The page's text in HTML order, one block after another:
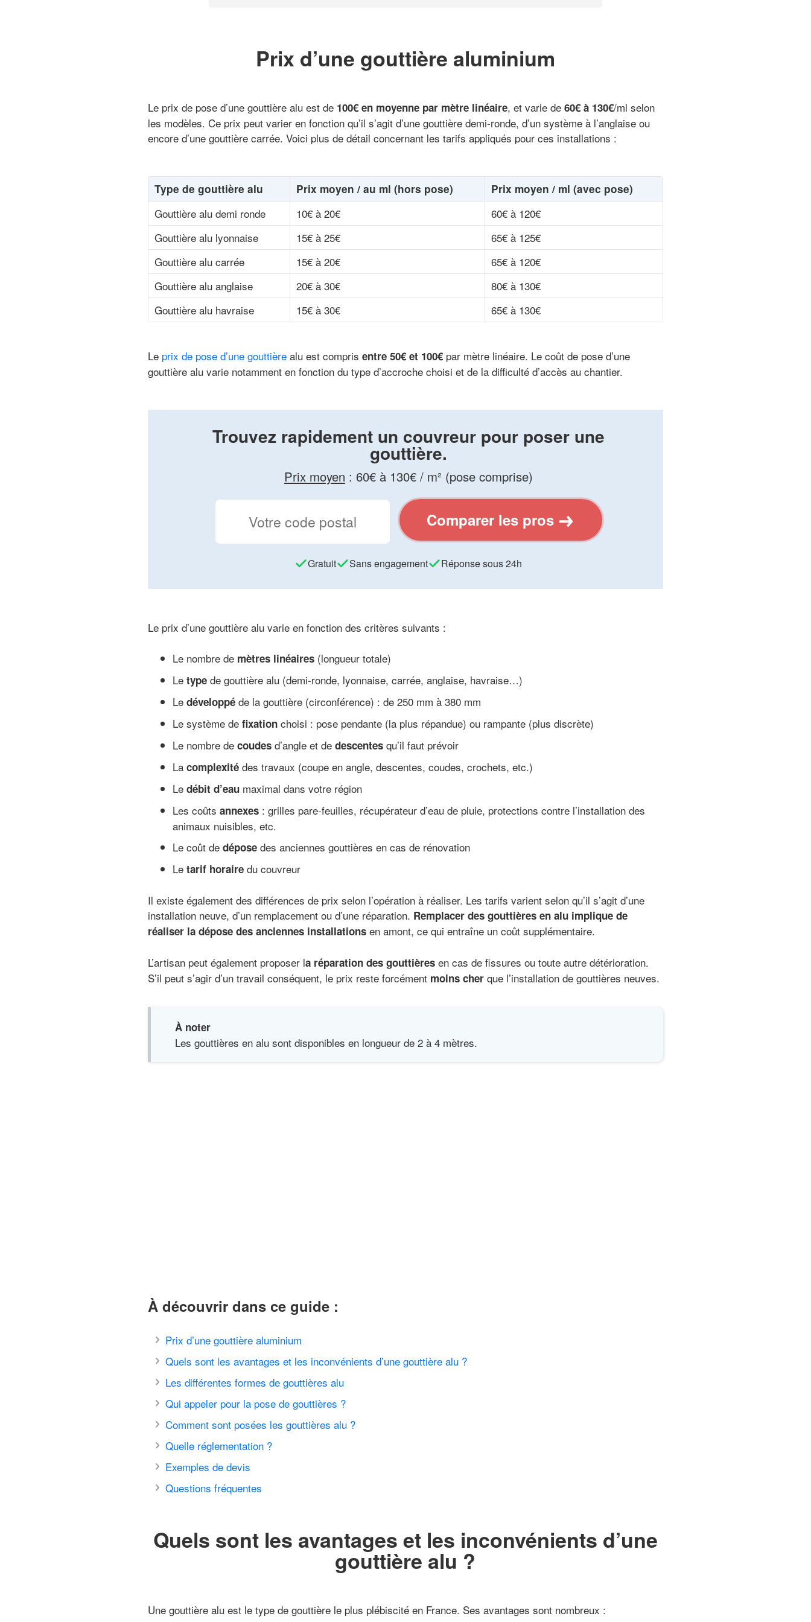
Prix d’une gouttière aluminium
Le prix de pose d’une gouttière alu est de 100€ en moyenne par mètre linéaire, et varie de 60€ à 130€/ml selon
les modèles. Ce prix peut varier en fonction qu’il s’agit d’une gouttière demi-ronde, d’un système à l’anglaise ou
encore d’une gouttière carrée. Voici plus de détail concernant les tarifs appliqués pour ces installations :
Type de gouttière alu Prix moyen / au ml (hors pose)
Prix moyen / ml (avec pose)
Gouttière alu demi ronde
10€ à 20€
60€ à 120€
Gouttière alu lyonnaise
15€ à 25€
65€ à 125€
Gouttière alu carrée
15€ à 20€
65€ à 120€
Gouttière alu anglaise
20€ à 30€
80€ à 130€
Gouttière alu havraise
15€ à 30€ 65€ à 130€
Le prix de pose d’une gouttièrealu est compris entre 50€ et 100€par mètre linéaire. Le coût de pose d’une
gouttière alu varie notamment en fonction du type d’accroche choisi et de la difficulté d’accès au chantier.
Trouvez rapidement un couvreur pour poser une
gouttière.
Prix moyen : 60€ à 130€ / m² (pose comprise)
Comparer les pros
Gratuit Sans engagement Réponse sous 24h
Le prix d’une gouttière alu varie en fonction des critères suivants :
Le nombre de mètres linéaires (longueur totale)
Letype de gouttière alu (demi-ronde, lyonnaise, carrée, anglaise, havraise…)
Ledéveloppé de la gouttière (circonférence) : de 250 mm à 380 mm
Le système defixation choisi : pose pendante (la plus répandue) ou rampante (plus discrète)
Le nombre decoudes d’angle et dedescentes qu’il faut prévoir
Lacomplexité des travaux (coupe en angle, descentes, coudes, crochets, etc.)
Ledébit d’eau maximal dans votre région
Les coûtsannexes : grilles pare-feuilles, récupérateur d’eau de pluie, protections contre l’installation des
animaux nuisibles, etc.
Le coût dedépose des anciennes gouttières en cas de rénovation
Letarif horaire du couvreur
Il existe également des différences de prix selon l’opération à réaliser. Les tarifs varient selon qu’il s’agit d’une
installation neuve, d’un remplacement ou d’une réparation. Remplacer des gouttières en alu implique de
réaliser la dépose des anciennes installationsen amont, ce qui entraîne un coût supplémentaire.
L’artisan peut également proposer la réparation des gouttièresen cas de fissures ou toute autre détérioration.
S’il peut s’agir d’un travail conséquent, le prix reste forcément moins cherque l’installation de gouttières neuves.
À noter
Les gouttières en alu sont disponibles en longueur de 2 à 4 mètres.
À découvrir dans ce guide :
Prix d’une gouttière aluminium
Quels sont les avantages et les inconvénients d’une gouttière alu ?
Les différentes formes de gouttières alu
Qui appeler pour la pose de gouttières ?
Comment sont posées les gouttières alu ?
Quelle réglementation ?
Exemples de devis
Questions fréquentes
Quels sont les avantages et les inconvénients d’une
gouttière alu ?
Une gouttière alu est le type de gouttière le plus plébiscité en France. Ses avantages sont nombreux :